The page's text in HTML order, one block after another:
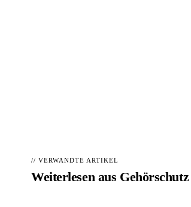
// VERWANDTE ARTIKEL
Weiterlesen aus Gehörschutz